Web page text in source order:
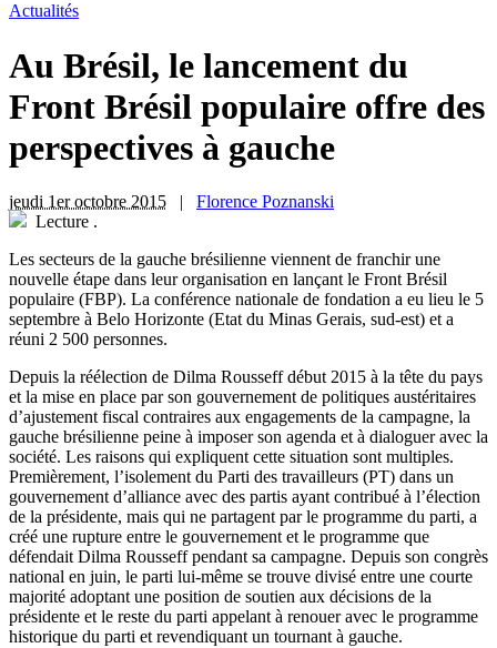
Actualités
Au Brésil, le lancement du
Front Brésil populaire offre des
perspectives à gauche
jeudi 1er octobre 2015 | Florence Poznanski
Lecture .
Les secteurs de la gauche brésilienne viennent de franchir une
nouvelle étape dans leur organisation en lançant le Front Brésil
populaire (FBP). La conférence nationale de fondation a eu lieu le 5
septembre à Belo Horizonte (Etat du Minas Gerais, sud-est) et a
réuni 2 500 personnes.
Depuis la réélection de Dilma Rousseff début 2015 à la tête du pays
et la mise en place par son gouvernement de politiques austéritaires
d’ajustement fiscal contraires aux engagements de la campagne, la
gauche brésilienne peine à imposer son agenda et à dialoguer avec la
société. Les raisons qui expliquent cette situation sont multiples.
Premièrement, l’isolement du Parti des travailleurs (PT) dans un
gouvernement d’alliance avec des partis ayant contribué à l’élection
de la présidente, mais qui ne partagent par le programme du parti, a
créé une rupture entre le gouvernement et le programme que
défendait Dilma Rousseff pendant sa campagne. Depuis son congrès
national en juin, le parti lui-même se trouve divisé entre une courte
majorité adoptant une position de soutien aux décisions de la
présidente et le reste du parti appelant à renouer avec le programme
historique du parti et revendiquant un tournant à gauche.